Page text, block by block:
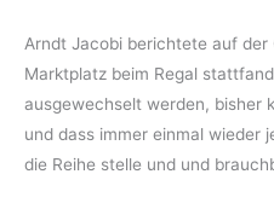
Arndt Jacobi berichtete auf
Marktplatz beim Regal
ausgewechselt werden, bisher
und dass immer einmal wieder
die Reihe stelle und und